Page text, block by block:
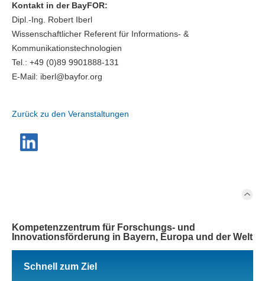
Kontakt in der BayFOR:
Dipl.-Ing. Robert Iberl
Wissenschaftlicher Referent für Informations- &
Kommunikationstechnologien
Tel.: +49 (0)89 9901888-131
E-Mail: iberl@bayfor.org
Zurück zu den Veranstaltungen
Kompetenzzentrum für Forschungs- und
Innovationsförderung in Bayern, Europa und der Welt
Schnell zum Ziel